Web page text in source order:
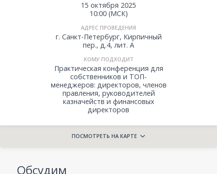
15 октября 2025
10:00 (МСК)
АДРЕС ПРОВЕДЕНИЯ
г. Санкт-Петербург, Кирпичный
пер., д.4, лит. А
КОМУ ПОДХОДИТ
Практическая конференция для
собственников и ТОП-
менеджеров: директоров, членов
правления, руководителей
казначейств и финансовых
директоров
ПОСМОТРЕТЬ НА КАРТЕ
Обсудим